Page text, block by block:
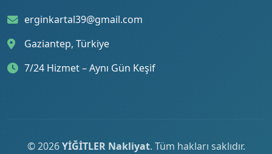
erginkartal39@gmail.com
Gaziantep, Türkiye
7/24 Hizmet – Aynı Gün Keşif
© 2026YİĞİTLER Nakliyat. Tüm hakları saklıdır.